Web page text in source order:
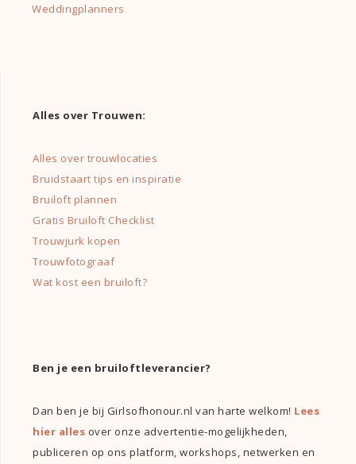
Weddingplanners
Alles over Trouwen:
Alles over trouwlocaties
Bruidstaart tips en inspiratie
Bruiloft plannen
Gratis Bruiloft Checklist
Trouwjurk kopen
Trouwfotograaf
Wat kost een bruiloft?
Ben je een bruiloftleverancier?
Dan ben je bij Girlsofhonour.nl van harte welkom! Lees
hier alles over onze advertentie-mogelijkheden,
publiceren op ons platform, workshops, netwerken en